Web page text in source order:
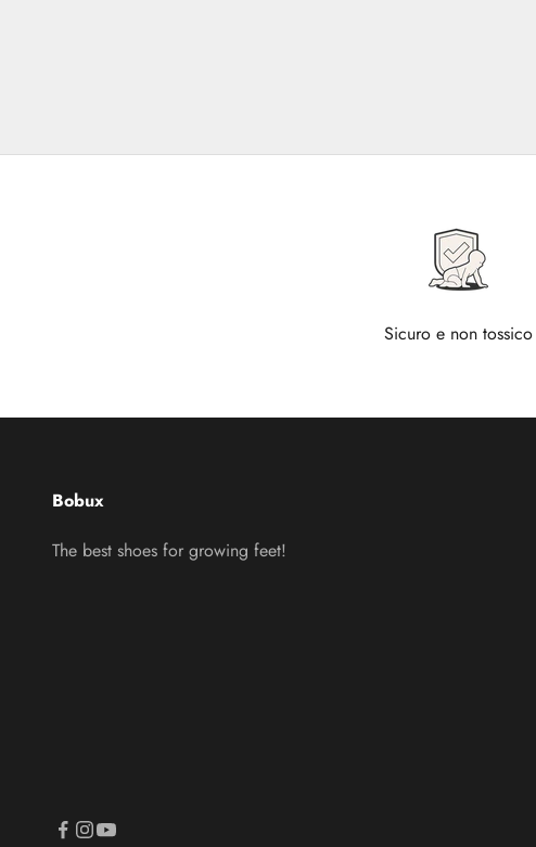
Sicuro e non tossico
Bobux
The best shoes for growing feet!